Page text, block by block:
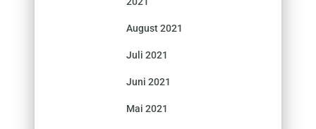
August 2021
Juli 2021
Juni 2021
Mai 2021